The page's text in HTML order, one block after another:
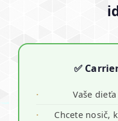
✅
Vaše
Chcete nosič,